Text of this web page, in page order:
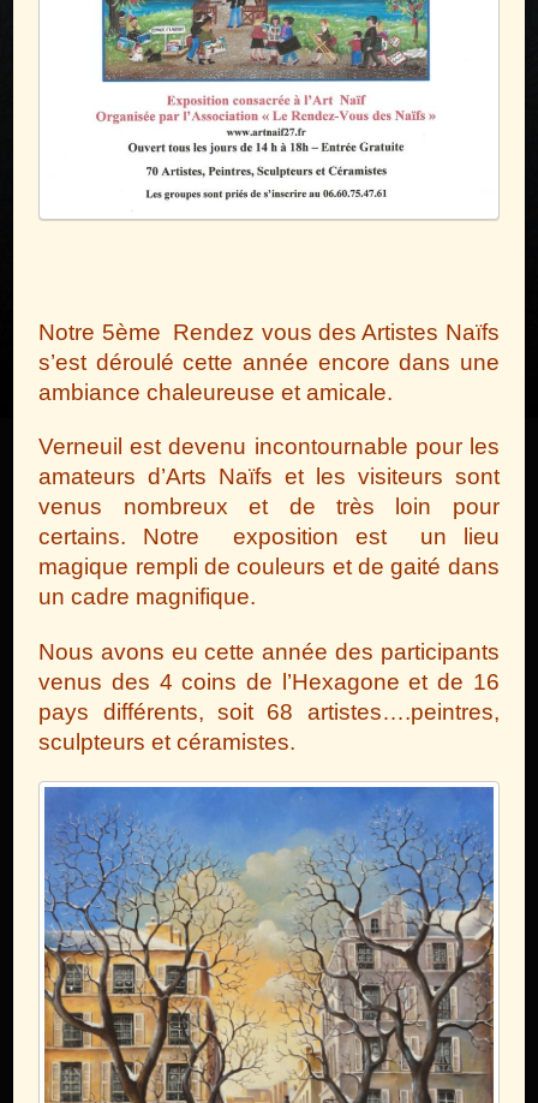
Notre 5ème Rendez vous des Artistes Naïfs
s’est déroulé cette année encore dans une
ambiance chaleureuse et amicale.
Verneuil est devenu incontournable pour les
amateurs d’Arts Naïfs et les visiteurs sont
venus nombreux et de très loin pour
certains. Notre exposition est un lieu
magique rempli de couleurs et de gaité dans
un cadre magnifique.
Nous avons eu cette année des participants
venus des 4 coins de l’Hexagone et de 16
pays différents, soit 68 artistes….peintres,
sculpteurs et céramistes.